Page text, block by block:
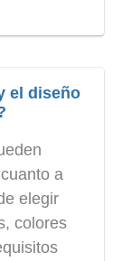
el diseño
a
elegir
colores